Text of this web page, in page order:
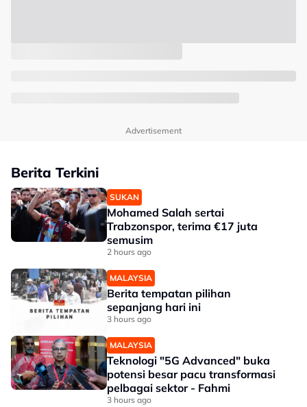
Advertisement
Berita Terkini
SUKAN
Mohamed Salah sertai
Trabzonspor, terima €17 juta
semusim
2 hours ago
MALAYSIA
Berita tempatan pilihan
sepanjang hari ini
3 hours ago
MALAYSIA
Teknologi "5G Advanced" buka
potensi besar pacu transformasi
pelbagai sektor - Fahmi
3 hours ago